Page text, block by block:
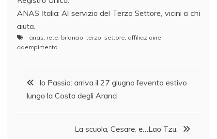
ANAS Italia: Al servizio del Terzo Settore, vicini a chi
aiuta.
anas rete bilancio ,terzo settore affiliazioine
adempimento
Navigazione
articoli
Io Passìo: arriva il 27 giugno l’evento estivo
lungo la Costa degli Aranci
La scuola, Cesare, e…Lao Tzu.